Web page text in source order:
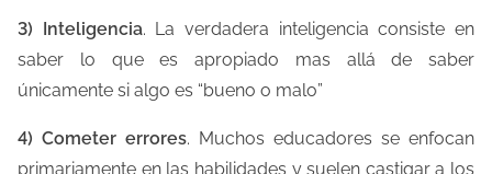
d
e
3) Inteligencia. La verdadera inteligencia consiste en
saber lo que es apropiado mas allá de saber
únicamente si algo es “bueno o malo”
4) Cometer errores. Muchos educadores se enfocan
primariamente en las habilidades y suelen castigar a los